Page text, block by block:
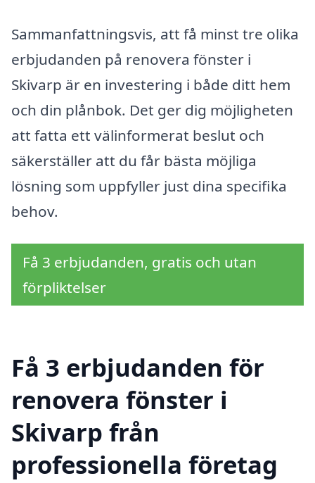
Sammanfattningsvis, att få minst tre olika
erbjudanden på renovera fönster i
Skivarp är en investering i både ditt hem
och din plånbok. Det ger dig möjligheten
att fatta ett välinformerat beslut och
säkerställer att du får bästa möjliga
lösning som uppfyller just dina specifika
behov.
Få 3 erbjudanden, gratis och utan
förpliktelser
Få 3 erbjudanden för
renovera fönster i
Skivarp från
professionella företag